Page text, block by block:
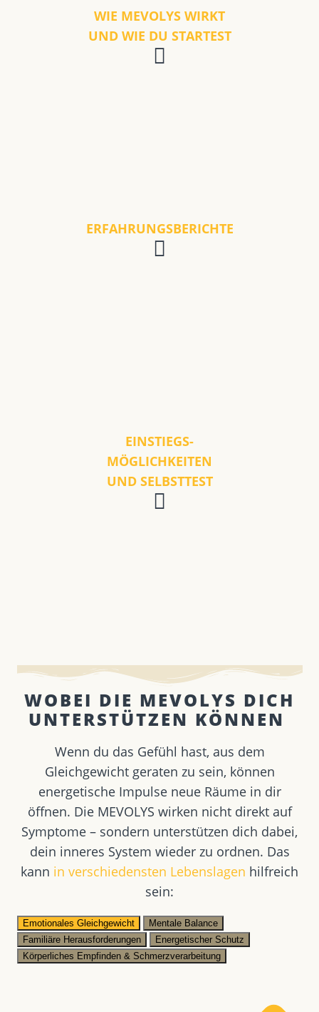
WIE MEVOLYS WIRKT
UND WIE DU STARTEST
ERFAHRUNGSBERICHTE
EINSTIEGS-
MÖGLICHKEITEN
UND SELBSTTEST
WOBEI DIE MEVOLYS DICH
UNTERSTÜTZEN KÖNNEN ​
Wenn du das Gefühl hast, aus dem
Gleichgewicht geraten zu sein, können
energetische Impulse neue Räume in dir
öffnen. Die MEVOLYS wirken nicht direkt auf
Symptome – sondern unterstützen dich dabei,
dein inneres System wieder zu ordnen. Das
kann in verschiedensten Lebenslagen hilfreich
sein:
Emotionales Gleichgewicht
Mentale Balance
Familiäre Herausforderungen
Energetischer Schutz
Körperliches Empfinden & Schmerzverarbeitung